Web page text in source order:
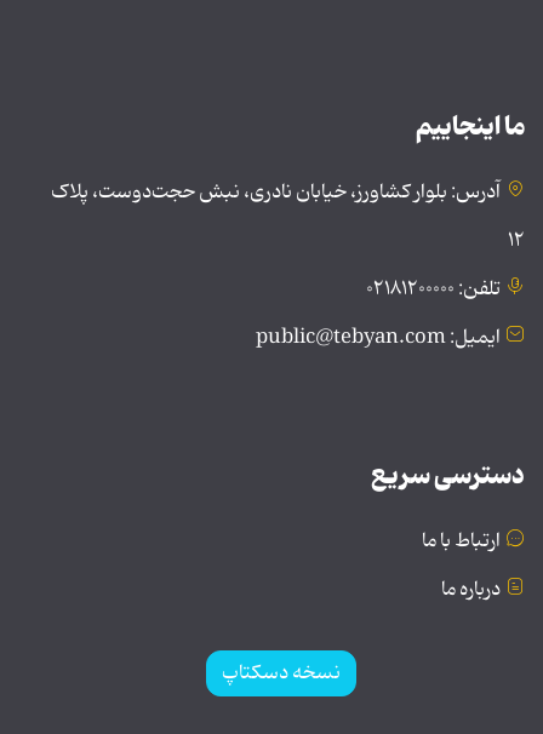
ما اینجاییم
آدرس: بلوار کشاورز، خیابان نادری، نبش حجت‌دوست، پلاک
۱۲
تلفن: ۰۲۱۸۱۲۰۰۰۰۰
ایمیل: public@tebyan.com
دسترسی سریع
ارتباط با ما
درباره ما
نسخه دسکتاپ